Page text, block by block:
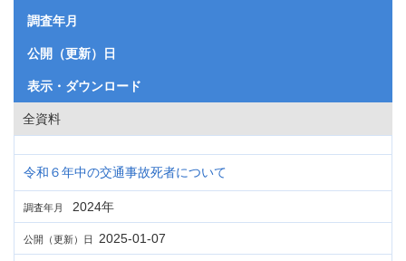
調査年月
公開（更新）日
表示・ダウンロード
全資料
令和６年中の交通事故死者について
調査年月 2024年
公開（更新）日 2025-01-07